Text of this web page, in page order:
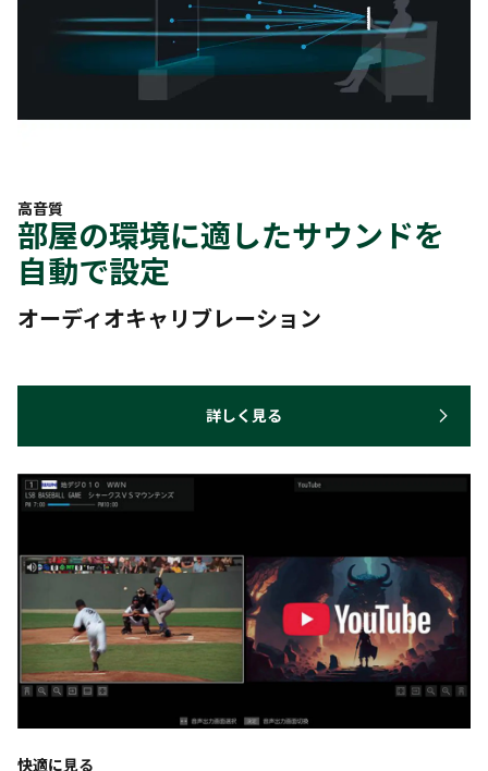
高音質
部屋の環境に適したサウンドを
自動で設定
オーディオキャリブレーション
詳しく見る
快適に見る